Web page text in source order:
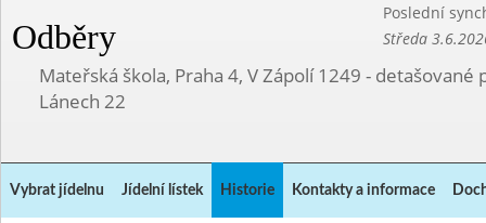
Odběry
Poslední
Středa
Mateřská škola, Praha 4, V Zápolí 1249 - detašované
Lánech 22
Vybrat jídelnu Jídelní lístek Historie Kontakty a informace